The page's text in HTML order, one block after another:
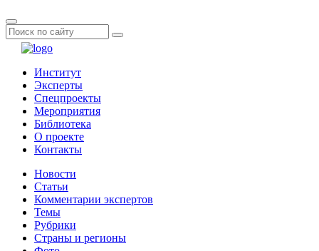
Институт
Эксперты
Спецпроекты
Мероприятия
Библиотека
О проекте
Контакты
Новости
Статьи
Комментарии экспертов
Темы
Рубрики
Страны и регионы